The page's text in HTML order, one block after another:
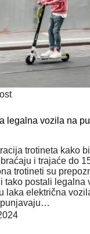
legalna vozila na
trotineta kako
i trajaće do
trotineti su
tako postali legalna
laka električna